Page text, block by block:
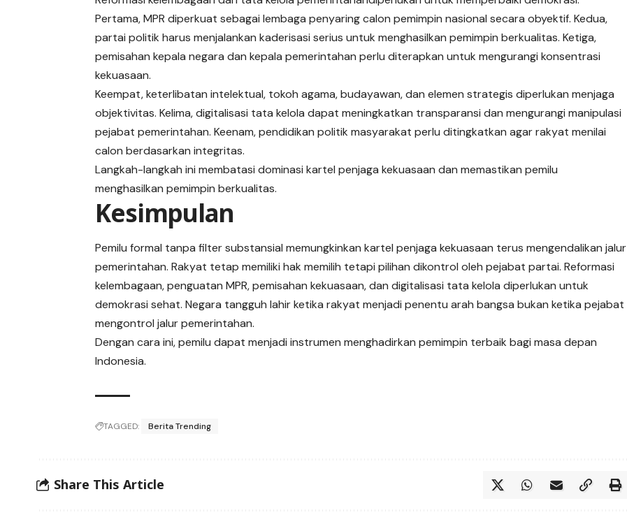
Pertama, MPR diperkuat sebagai lembaga penyaring calon pemimpin nasional secara obyektif. Kedua,
partai politik harus menjalankan kaderisasi serius untuk menghasilkan pemimpin berkualitas. Ketiga,
pemisahan kepala negara dan kepala pemerintahan perlu diterapkan untuk mengurangi konsentrasi
kekuasaan.
Keempat, keterlibatan intelektual, tokoh agama, budayawan, dan elemen strategis diperlukan menjaga
objektivitas. Kelima, digitalisasi tata kelola dapat meningkatkan transparansi dan mengurangi manipulasi
pejabat pemerintahan. Keenam, pendidikan politik masyarakat perlu ditingkatkan agar rakyat menilai
calon berdasarkan integritas.
Langkah-langkah ini membatasi dominasi kartel penjaga kekuasaan dan memastikan pemilu
menghasilkan pemimpin berkualitas.
Kesimpulan
Pemilu formal tanpa filter substansial memungkinkan kartel penjaga kekuasaan terus mengendalikan jalur
pemerintahan. Rakyat tetap memiliki hak memilih tetapi pilihan dikontrol oleh pejabat partai. Reformasi
kelembagaan, penguatan MPR, pemisahan kekuasaan, dan digitalisasi tata kelola diperlukan untuk
demokrasi sehat. Negara tangguh lahir ketika rakyat menjadi penentu arah bangsa bukan ketika pejabat
mengontrol jalur pemerintahan.
Dengan cara ini, pemilu dapat menjadi instrumen menghadirkan pemimpin terbaik bagi masa depan
Indonesia.
TAGGED: Berita Trending
Share This Article